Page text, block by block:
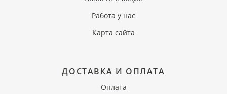
Работа у нас
Карта сайта
ДОСТАВКА И ОПЛАТА
Оплата